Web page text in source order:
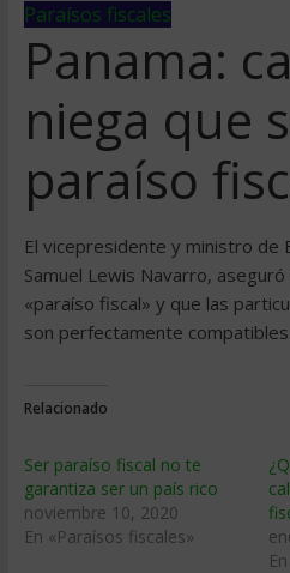
Paraísos fiscales
Panama:
niega que
paraí­so
El vicepresidente y ministro de
Samuel Lewis Navarro,
«paraí­so fiscal» y que las
son perfectamente
Relacionado
Ser paraíso fiscal no te
garantiza ser un país rico
noviembre 10, 2020
En «Paraísos fiscales»